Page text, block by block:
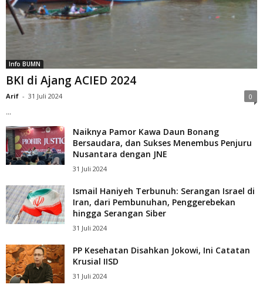
Info BUMN
BKI di Ajang ACIED 2024
Arif - 31 Juli 2024
0
...
Naiknya Pamor Kawa Daun Bonang
Bersaudara, dan Sukses Menembus Penjuru
Nusantara dengan JNE
31 Juli 2024
Ismail Haniyeh Terbunuh: Serangan Israel di
Iran, dari Pembunuhan, Penggerebekan
hingga Serangan Siber
31 Juli 2024
PP Kesehatan Disahkan Jokowi, Ini Catatan
Krusial IISD
31 Juli 2024